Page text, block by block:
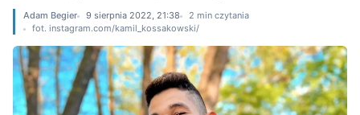
Adam Begier 9 sierpnia 2022, 21:38
2 min czytania
fot. instagram.com/kamil_kossakowski/